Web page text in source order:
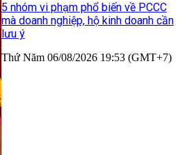
5 nhóm vi phạm phổ biến về PCCC
mà doanh nghiệp, hộ kinh doanh cần
lưu ý
Thứ Năm 06/08/2026 19:53 (GMT+7)